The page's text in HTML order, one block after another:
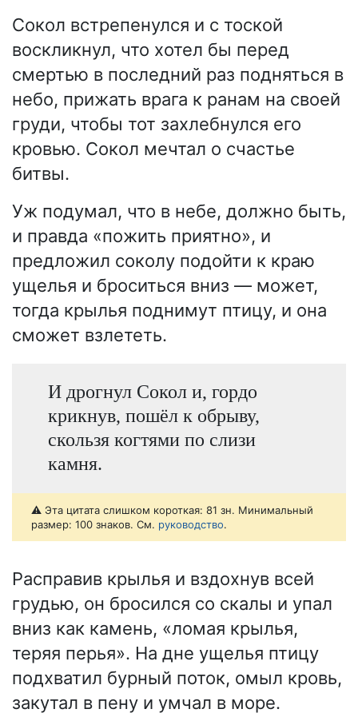
Сокол встрепенулся и с тоской
воскликнул, что хотел бы перед
смертью в последний раз подняться в
небо, прижать врага к ранам на своей
груди, чтобы тот захлебнулся его
кровью. Сокол мечтал о счастье
битвы.
Уж подумал, что в небе, должно быть,
и правда «пожить приятно», и
предложил соколу подойти к краю
ущелья и броситься вниз — может,
тогда крылья поднимут птицу, и она
сможет взлететь.
И дрогнул Сокол и, гордо
крикнув, пошёл к обрыву,
скользя когтями по слизи
камня.
⚠️ Эта цитата слишком короткая: 81 зн. Минимальный
размер: 100 знаков. См. руководство.
Расправив крылья и вздохнув всей
грудью, он бросился со скалы и упал
вниз как камень, «ломая крылья,
теряя перья». На дне ущелья птицу
подхватил бурный поток, омыл кровь,
закутал в пену и умчал в море.